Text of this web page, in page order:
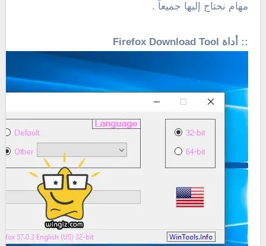
مهام نحتاج إليها جميعاً .
:: أداة Firefox Download Tool